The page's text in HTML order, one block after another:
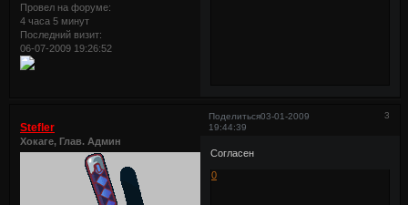
Провел на форуме:
4 часа 5 минут
Последний визит:
06-07-2009 19:26:52
Поделиться 3
03-01-2009
19:44:39
Stefler
Хокаге, Глав. Админ
Согласен
0